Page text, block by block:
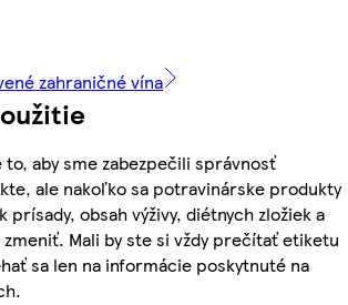
zahraničné vína
aby sme zabezpečili správnosť
ale nakoľko sa potravinárske produkty
prísady, obsah výživy, diétnych zložiek a
zmeniť. Mali by ste si vždy prečítať etiketu
sa len na informácie poskytnuté na